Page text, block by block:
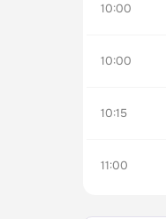
10:00
10:00
10:15
11:00